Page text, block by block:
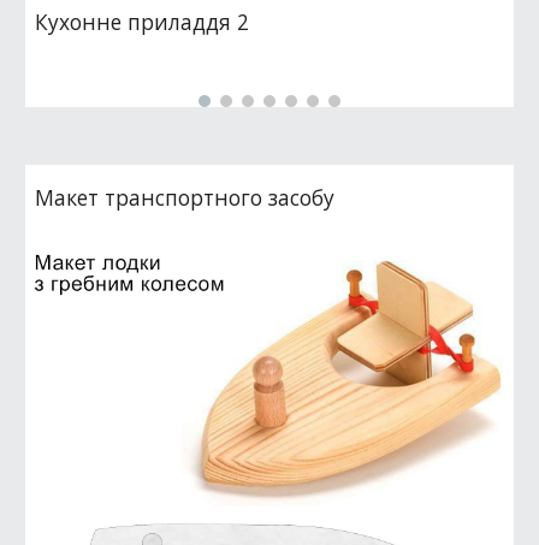
Кухонне приладдя 2
Макет транспортного засобу